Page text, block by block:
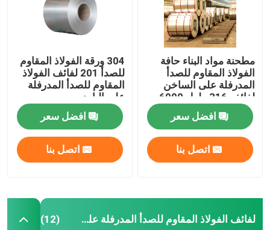
مطحنة مواد البناء حافة
الفولاذ المقاوم للصدأ
المدرفلة على الساخن
لفائف 316 طول 6000
مم
افضل سعر
اتصل بنا
304 ورقة الفولاذ المقاوم
للصدأ 201 لفائف الفولاذ
المقاوم للصدأ المدرفلة
على البارد
افضل سعر
اتصل بنا
لفائف الفولاذ المقاوم للصدأ المدرفلة على البارد (12)